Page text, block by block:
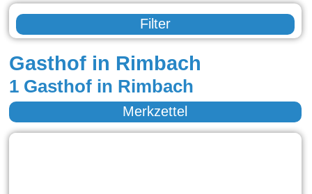
Filter
Gasthof in Rimbach
1 Gasthof in Rimbach
Merkzettel